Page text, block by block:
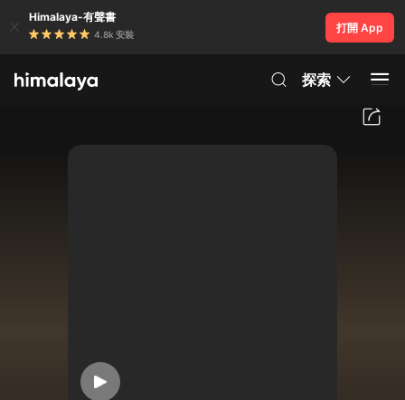
Himalaya-有聲書
4.8k 安裝
打開 App
探索